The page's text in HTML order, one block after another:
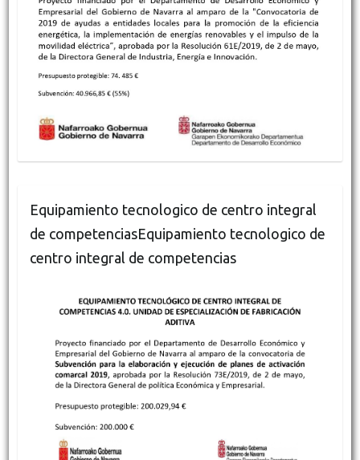
Equipamiento tecnologico de centro integral
de competenciasEquipamiento tecnologico de
centro integral de competencias